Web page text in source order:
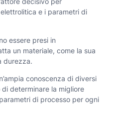
0
€
a
2
.
e i parametri di
essere presi in
un materiale, come la sua
durezza.
conoscenza di diversi
determinare la migliore
di processo per ogni